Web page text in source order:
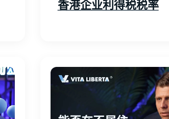
香港企业利得税税率